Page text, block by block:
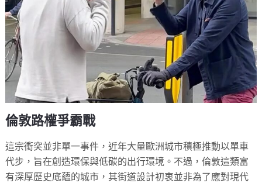
倫敦路權爭霸戰
這宗衝突並非單一事件，近年大量歐洲城市積極推動以單車
代步，旨在創造環保與低碳的出行環境。不過，倫敦這類富
有深厚歷史底蘊的城市，其街道設計初衷並非為了應對現代